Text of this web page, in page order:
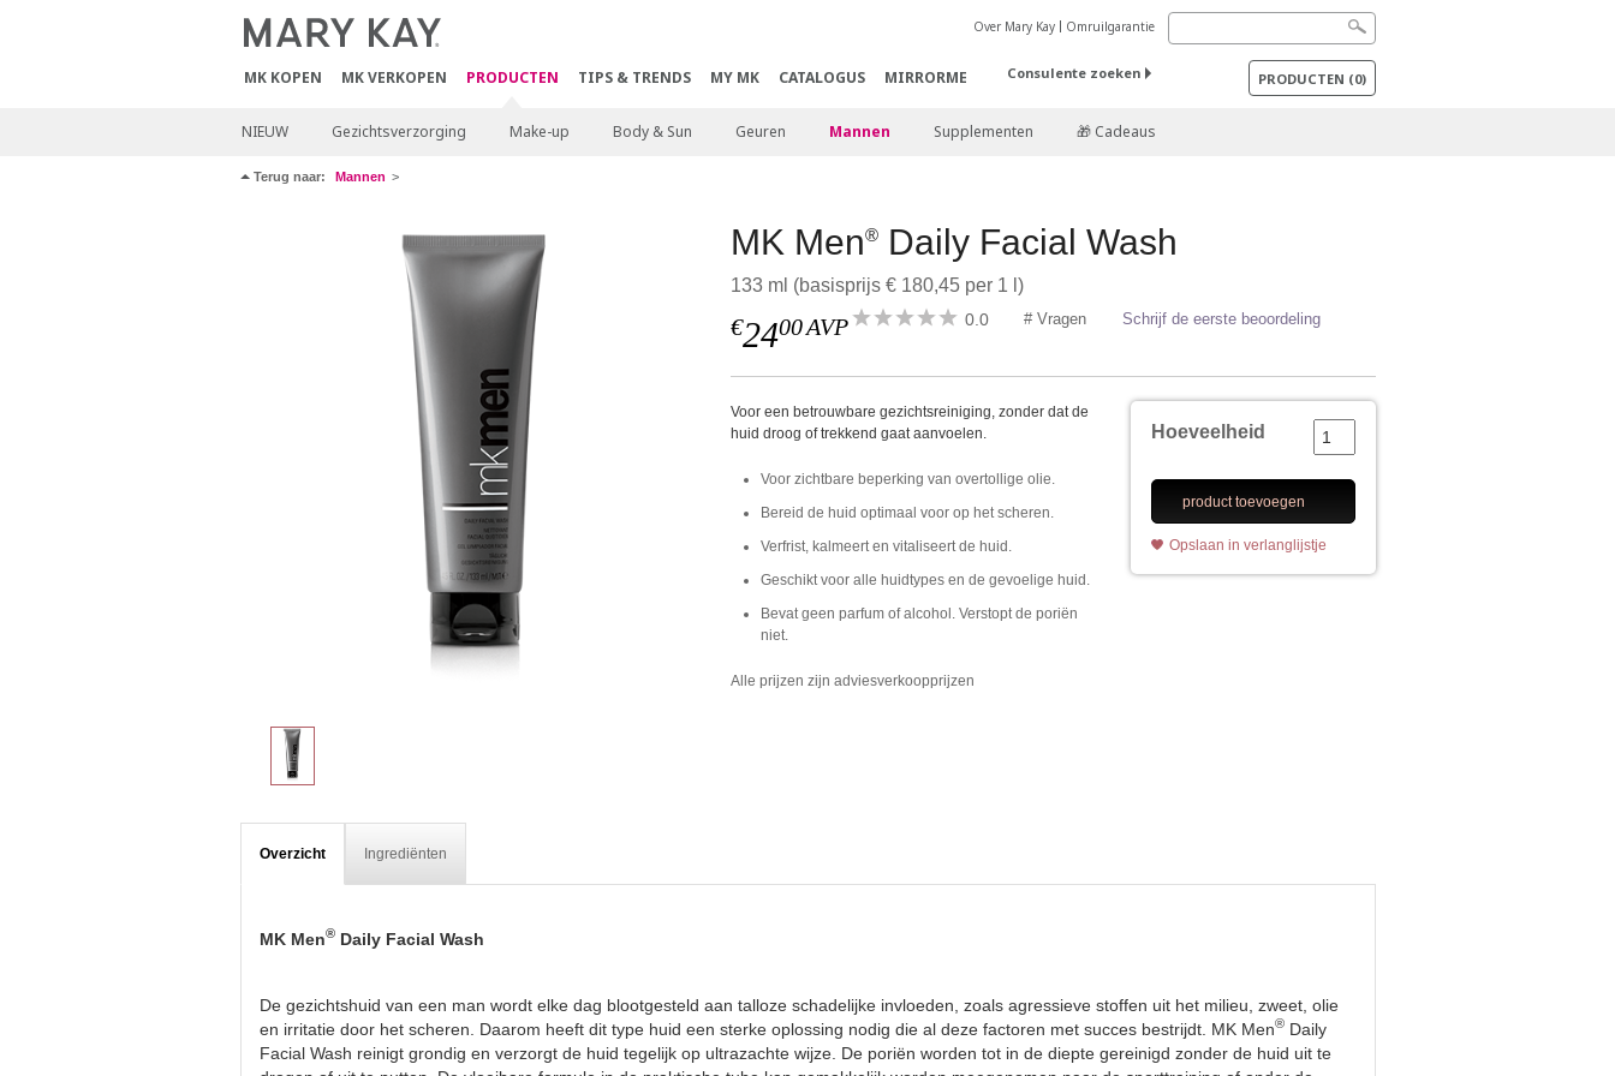
MK KOPEN MK VERKOPEN PRODUCTEN TIPS & TRENDS MY MK CATALOGUS MIRRORME
Over Mary Kay Omruilgarantie
Consulente zoeken PRODUCTEN (0)
NIEUW Gezichtsverzorging Make-up Body & Sun Geuren Mannen Supplementen 🎁 Cadeaus
Terug naar: Mannen
MK Men® Daily Facial Wash
133 ml (basisprijs € 180,45 per 1 l)
€2400AVP 0.0 # Vragen Schrijf de eerste beoordeling
Hoeveelheid
product toevoegen
Opslaan in verlanglijstje
Voor een betrouwbare gezichtsreiniging, zonder dat de
huid droog of trekkend gaat aanvoelen.
Voor zichtbare beperking van overtollige olie.
Bereid de huid optimaal voor op het scheren.
Verfrist, kalmeert en vitaliseert de huid.
Geschikt voor alle huidtypes en de gevoelige huid.
Bevat geen parfum of alcohol. Verstopt de poriën
niet.
Alle prijzen zijn adviesverkoopprijzen
Overzicht Ingrediënten
MK Men®Daily Facial Wash
De gezichtshuid van een man wordt elke dag blootgesteld aan talloze schadelijke invloeden, zoals agressieve stoffen uit het milieu, zweet, olie
en irritatie door het scheren. Daarom heeft dit type huid een sterke oplossing nodig die al deze factoren met succes bestrijdt. MK Men®Daily
Facial Wash reinigt grondig en verzorgt de huid tegelijk op ultrazachte wijze. De poriën worden tot in de diepte gereinigd zonder de huid uit te